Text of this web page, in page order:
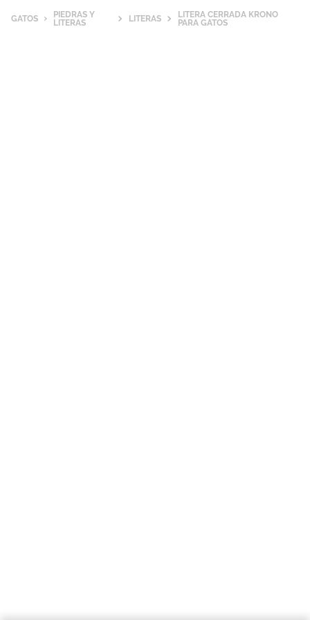
GATOS
PIEDRAS Y
LITERAS
LITERAS
LITERA CERRADA KRONO
PARA GATOS